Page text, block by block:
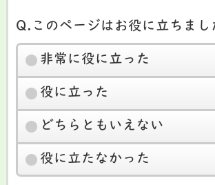
Q.このページはお役に立ちまし
非常に役に立った
役に立った
どちらともいえない
役に立たなかった